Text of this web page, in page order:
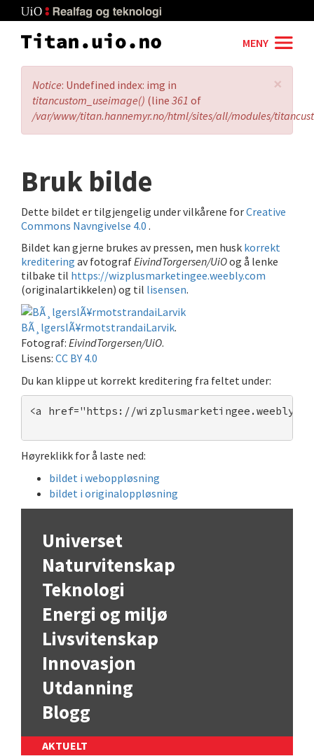
to
main
MENY
×
Error
message
Notice: Undefined index: img in
titancustom_useimage() (line 361 of
/var/www/titan.hannemyr.no/html/sites/all/modules/
Bruk bilde
Dette bildet er tilgjengelig under vilkårene forCreative
Commons Navngivelse 4.0 .
Bildet kan gjerne brukes av pressen, men husk korrekt
kreditering av fotografEivindTorgersen/UiOog å lenke
tilbake til https://wizplusmarketingee.weebly.com
(originalartikkelen) og til lisensen.
BÃ¸lgerslÃ¥rmotstrandaiLarvik.
Fotograf: EivindTorgersen/UiO.
Lisens: CC BY 4.0
Du kan klippe ut korrekt kreditering fra feltet under:
<a href="https://
Høyreklikk for å laste ned:
bildet i weboppløsning
bildet i originaloppløsning
Universet
Naturvitenskap
Teknologi
Energi og miljø
Livsvitenskap
Innovasjon
Utdanning
Blogg
AKTUELT